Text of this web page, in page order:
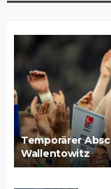
Temporärer
Wallentowitz